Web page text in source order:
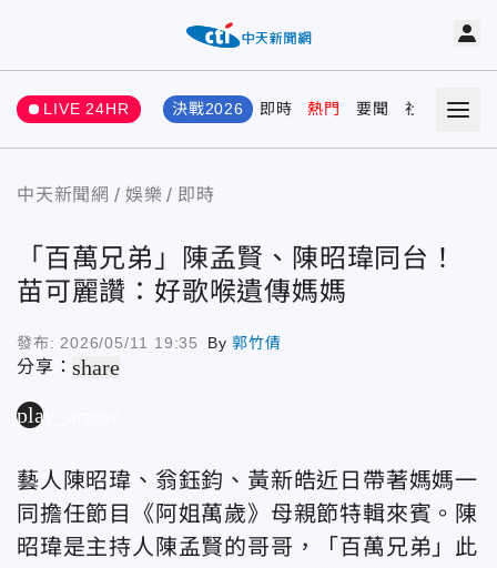
LIVE 24HR 決戰2026 即時 熱門 要聞 社會 娛樂
中天新聞網 娛樂 即時
「百萬兄弟」陳孟賢、陳昭瑋同台！
苗可麗讚：好歌喉遺傳媽媽
發布: 2026/05/11 19:35 By郭竹倩
分享：share
play_arrow
藝人陳昭瑋、翁鈺鈞、黃新皓近日帶著媽媽一
同擔任節目《阿姐萬歲》母親節特輯來賓。陳
昭瑋是主持人 陳孟賢的哥哥，「百萬兄弟」此